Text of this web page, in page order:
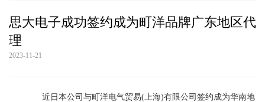
思大电子成功签约成为町洋品牌广东地区代
理
2023-11-21
近日本公司与町洋电气贸易(上海)有限公司签约成为华南地